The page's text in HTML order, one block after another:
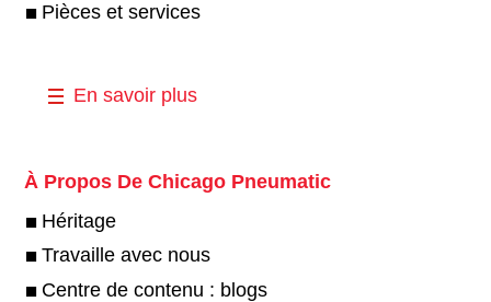
Pièces et services
En savoir plus
À Propos De Chicago Pneumatic
Héritage
Travaille avec nous
Centre de contenu : blogs